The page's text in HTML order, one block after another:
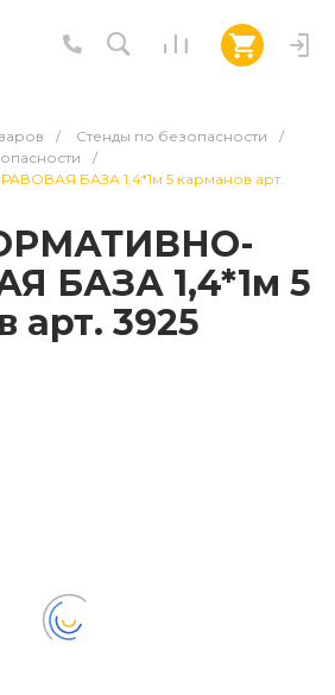
/ Стенды по безопасности
/
/
БАЗА 1,4*1м 5 карманов арт.
БАЗА 1,4*1м 5
арт. 3925